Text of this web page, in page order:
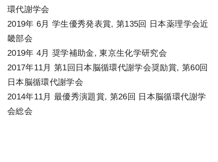
環代謝学会
2019年 6月 学生優秀発表賞, 第135回 日本薬理学会近
畿部会
2019年 4月 奨学補助金, 東京生化学研究会
2017年11月 第1回日本脳循環代謝学会奨励賞, 第60回
日本脳循環代謝学会
2014年11月 最優秀演題賞, 第26回 日本脳循環代謝学
会総会